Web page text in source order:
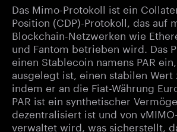
Das Mimo-Protokoll ist ein
Position (CDP)-Protokoll, das auf
Blockchain-Netzwerken wie
und Fantom betrieben wird. Das
einen Stablecoin namens PAR
ausgelegt ist, einen stabilen Wert
indem er an die Fiat-Währung
PAR ist ein synthetischer
dezentralisiert ist und von
verwaltet wird, was sicherstellt,